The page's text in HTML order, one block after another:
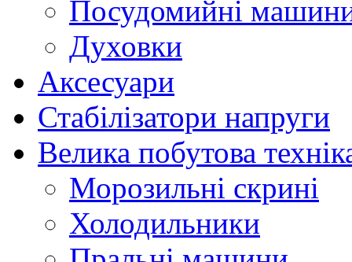
Посудомийні
Духовки
Аксесуари
Стабілізатори напруги
Велика побутова
Морозильні скрині
Холодильники